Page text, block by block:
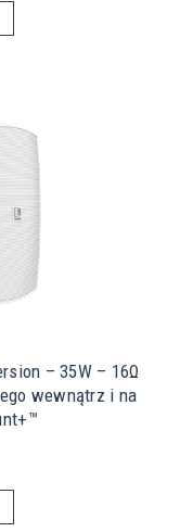
– 35W – 16Ω
wewnątrz i na